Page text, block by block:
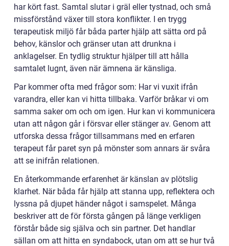
har kört fast. Samtal slutar i gräl eller tystnad, och små
missförstånd växer till stora konflikter. I en trygg
terapeutisk miljö får båda parter hjälp att sätta ord på
behov, känslor och gränser utan att drunkna i
anklagelser. En tydlig struktur hjälper till att hålla
samtalet lugnt, även när ämnena är känsliga.
Par kommer ofta med frågor som: Har vi vuxit ifrån
varandra, eller kan vi hitta tillbaka. Varför bråkar vi om
samma saker om och om igen. Hur kan vi kommunicera
utan att någon går i försvar eller stänger av. Genom att
utforska dessa frågor tillsammans med en erfaren
terapeut får paret syn på mönster som annars är svåra
att se inifrån relationen.
En återkommande erfarenhet är känslan av plötslig
klarhet. När båda får hjälp att stanna upp, reflektera och
lyssna på djupet händer något i samspelet. Många
beskriver att de för första gången på länge verkligen
förstår både sig själva och sin partner. Det handlar
sällan om att hitta en syndabock, utan om att se hur två